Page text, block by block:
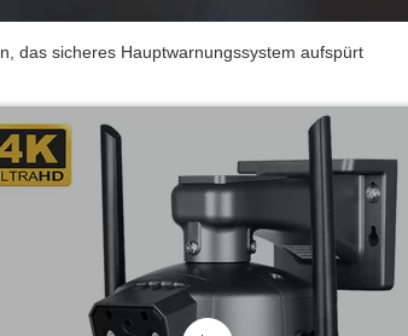
das sicheres Hauptwarnungssystem aufspürt